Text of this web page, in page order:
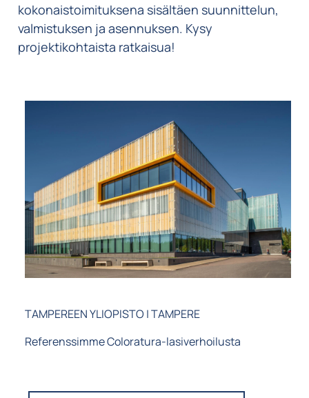
kokonaistoimituksena sisältäen suunnittelun,
valmistuksen ja asennuksen. Kysy
projektikohtaista ratkaisua!
TAMPEREEN YLIOPISTO | TAMPERE
Referenssimme Coloratura-lasiverhoilusta